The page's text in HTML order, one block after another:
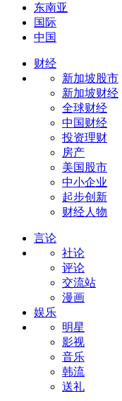
东南亚
国际
中国
财经
新加坡股市
新加坡财经
全球财经
中国财经
投资理财
房产
美国股市
中小企业
起步创新
财经人物
言论
社论
评论
交流站
漫画
娱乐
明星
影视
音乐
韩流
送礼